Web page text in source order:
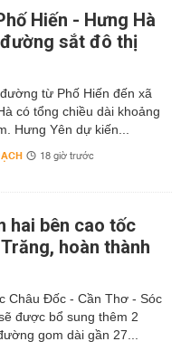
Hiến - Hưng Hà
sắt đô thị
từ Phố Hiến đến xã
có tổng chiều dài khoảng
Hưng Yên dự kiến...
18 giờ trước
hai bên cao tốc
hoàn thành
Châu Đốc - Cần Thơ - Sóc
được bổ sung thêm 2
gom dài gần 27...